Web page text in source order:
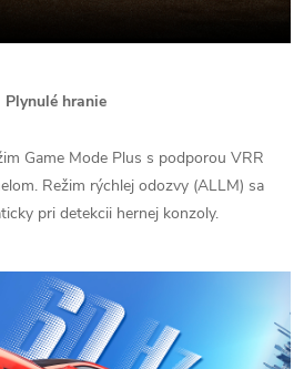
Plynulé hranie
Game Mode Plus s podporou VRR
Režim rýchlej odozvy (ALLM) sa
pri detekcii hernej konzoly.